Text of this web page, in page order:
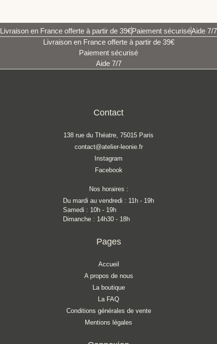
Livraison en France offerte à partir de 39€Paiement sécuriséAide 7/7
Livraison en France offerte à partir de 39€
Paiement sécurisé
Aide 7/7
Contact
138 rue du Théatre, 75015 Paris
contact@atelier-leonie.fr
Instagram
Facebook
Nos horaires :
Du mardi au vendredi : 11h - 19h
Samedi : 10h - 19h
Dimanche : 14h30 - 18h
Pages
Accueil
A propos de nous
La boutique
La FAQ
Conditions générales de vente
Mentions légales